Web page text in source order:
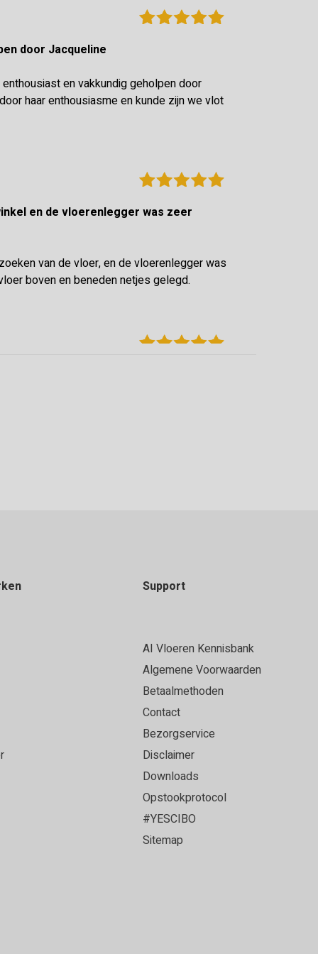
door Jacqueline
en vakkundig geholpen door
haar enthousiasme en kunde zijn we vlot
van de vloer, en de vloerenlegger was
boven en beneden netjes gelegd.
een ervaren vloerenlegger die onze PVC vloer
heeft gelegd. Alles strak afgewerkt en het
geworden!
en top vloer!
Support
AI Vloeren Kennisbank
Algemene Voorwaarden
Betaalmethoden
Contact
Bezorgservice
Disclaimer
Downloads
Opstookprotocol
#YESCIBO
Sitemap